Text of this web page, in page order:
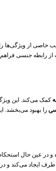
خاصی از ویژگی‌ها را
رابطه جنسی
کمک می‌کند. این
را بهبود می‌بخشد.
در عین حال
ایجاد می‌کند و